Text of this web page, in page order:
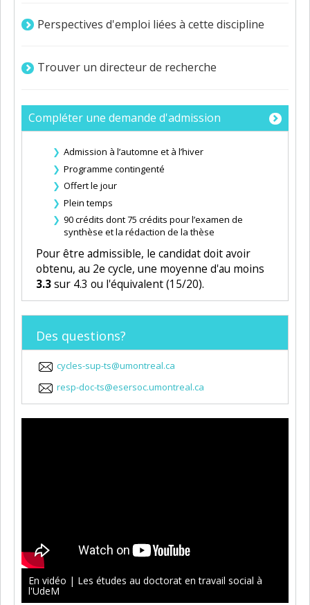
Perspectives d'emploi liées à cette discipline
Trouver un directeur de recherche
Compléter une demande d'admission
Admission à l’automne et à l’hiver
Programme contingenté
Offert le jour
Plein temps
90 crédits dont 75 crédits pour l’examen de
synthèse et la rédaction de la thèse
Pour être admissible, le candidat doit avoir
obtenu, au 2e cycle, une moyenne d'au moins
3.3sur 4.3 ou l'équivalent (15/20).
Des questions?
cycles-sup-ts@umontreal.ca
resp-doc-ts@esersoc.umontreal.ca
En vidéo | Les études au doctorat en travail social à
l'UdeM